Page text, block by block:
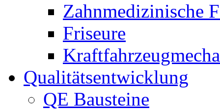
Zahnmedizinische
Friseure
Qualitätsentwicklung
QE Bausteine